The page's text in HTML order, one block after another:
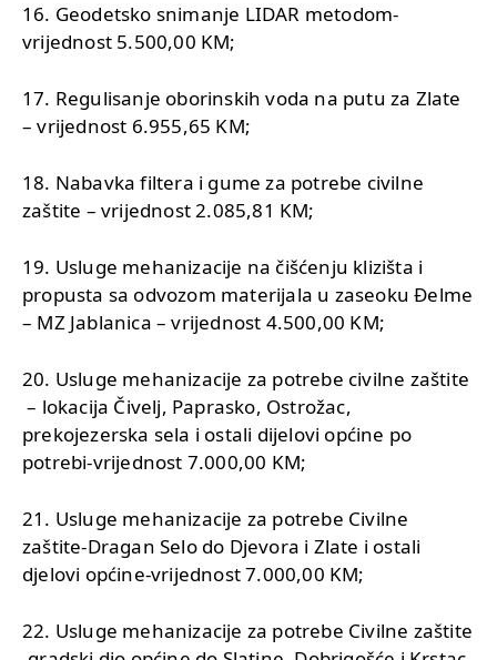
16. Geodetsko snimanje LIDAR metodom-
vrijednost 5.500,00 KM;
17. Regulisanje oborinskih voda na putu za Zlate
– vrijednost 6.955,65 KM;
18. Nabavka filtera i gume za potrebe civilne
zaštite – vrijednost 2.085,81 KM;
19. Usluge mehanizacije na čišćenju klizišta i
propusta sa odvozom materijala u zaseoku Đelme
– MZ Jablanica – vrijednost 4.500,00 KM;
20. Usluge mehanizacije za potrebe civilne zaštite
– lokacija Čivelj, Paprasko, Ostrožac,
prekojezerska sela i ostali dijelovi općine po
potrebi-vrijednost 7.000,00 KM;
21. Usluge mehanizacije za potrebe Civilne
zaštite-Dragan Selo do Djevora i Zlate i ostali
djelovi općine-vrijednost 7.000,00 KM;
22. Usluge mehanizacije za potrebe Civilne zaštite